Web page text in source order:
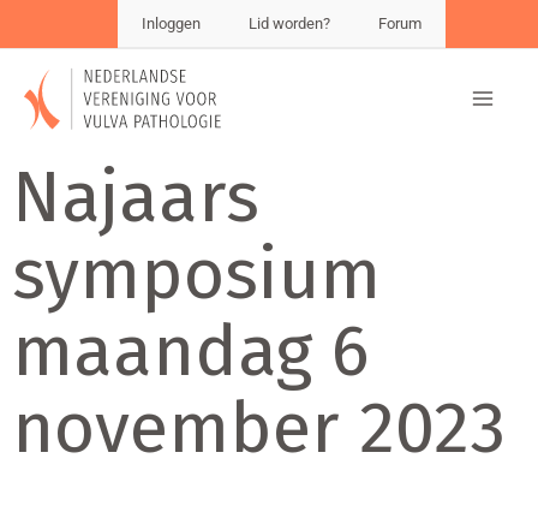
Inloggen Lid worden? Forum
Najaars
symposium
maandag 6
november 2023